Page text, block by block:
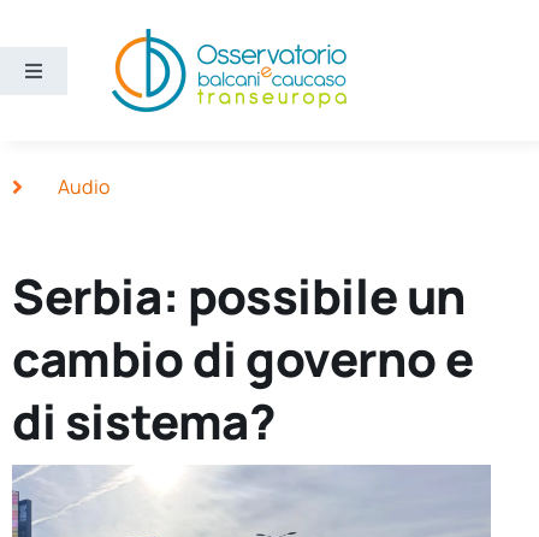
contenuto
Toggle
Ricerca e divulgazione
Sezioni
Cerca
Audio
Serbia: possibile un
cambio di governo e
di sistema?